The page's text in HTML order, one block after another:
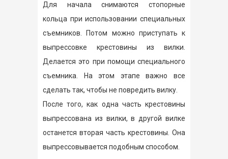
Для начала снимаются стопорные
кольца при использовании специальных
съемников. Потом можно приступать к
выпрессовке крестовины из вилки.
Делается это при помощи специального
съемника. На этом этапе важно все
сделать так, чтобы не повредить вилку.
После того, как одна часть крестовины
выпрессована из вилки, в другой вилке
останется вторая часть крестовины. Она
выпрессовывается подобным способом.